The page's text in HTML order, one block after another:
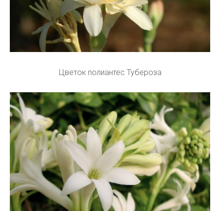
Цветок полиантес Тубероза